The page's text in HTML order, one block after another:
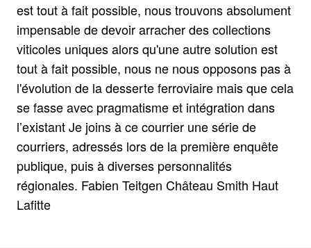
est tout à fait possible, nous trouvons absolument
impensable de devoir arracher des collections
viticoles uniques alors qu'une autre solution est
tout à fait possible, nous ne nous opposons pas à
l'évolution de la desserte ferroviaire mais que cela
se fasse avec pragmatisme et intégration dans
l’existant Je joins à ce courrier une série de
courriers, adressés lors de la première enquête
publique, puis à diverses personnalités
régionales. Fabien Teitgen Château Smith Haut
Lafitte